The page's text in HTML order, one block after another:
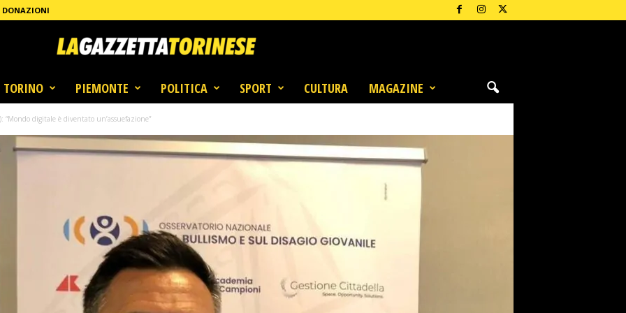
DONAZIONI
TORINO PIEMONTE POLITICA SPORT CULTURA MAGAZINE
digitale è diventato un’assuefazione”